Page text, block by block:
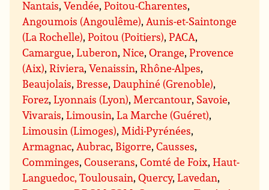
Nantais,Vendée,Poitou-Charentes,
Angoumois (Angoulême), Aunis-et-Saintonge
(La Rochelle),Poitou (Poitiers),PACA,
Camargue,Luberon,Nice,Orange,Provence
(Aix),Riviera,Venaissin,Rhône-Alpes,
Beaujolais, Bresse,Dauphiné (Grenoble),
Forez,Lyonnais (Lyon), Mercantour, Savoie,
Vivarais,Limousin,La Marche (Guéret),
Limousin (Limoges), Midi-Pyrénées,
Armagnac, Aubrac, Bigorre,Causses,
Comminges,Couserans,Comté de Foix,Haut-
Languedoc, Toulousain,Quercy,Lavedan,